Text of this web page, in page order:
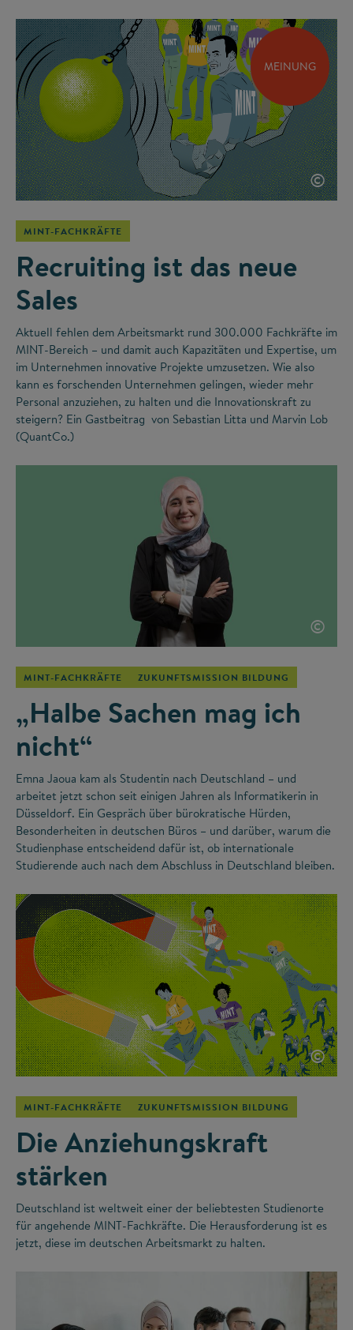
MEINUNG
©
MINT-FACHKRÄFTE
Recruiting ist das neue
Sales
Aktuell fehlen dem Arbeitsmarkt rund 300.000 Fachkräfte im
MINT-Bereich – und damit auch Kapazitäten und Expertise, um
im Unternehmen innovative Projekte umzusetzen. Wie also
kann es forschenden Unternehmen gelingen, wieder mehr
Personal anzuziehen, zu halten und die Innovationskraft zu
steigern? Ein Gastbeitrag von Sebastian Litta und Marvin Lob
(QuantCo.)
©
MINT-FACHKRÄFTE ZUKUNFTSMISSION BILDUNG
„Halbe Sachen mag ich
nicht“
Emna Jaoua kam als Studentin nach Deutschland – und
arbeitet jetzt schon seit einigen Jahren als Informatikerin in
Düsseldorf. Ein Gespräch über bürokratische Hürden,
Besonderheiten in deutschen Büros – und darüber, warum die
Studienphase entscheidend dafür ist, ob internationale
Studierende auch nach dem Abschluss in Deutschland bleiben.
©
MINT-FACHKRÄFTE ZUKUNFTSMISSION BILDUNG
Die Anziehungskraft
stärken
Deutschland ist weltweit einer der beliebtesten Studienorte
für angehende MINT-Fachkräfte. Die Herausforderung ist es
jetzt, diese im deutschen Arbeitsmarkt zu halten.